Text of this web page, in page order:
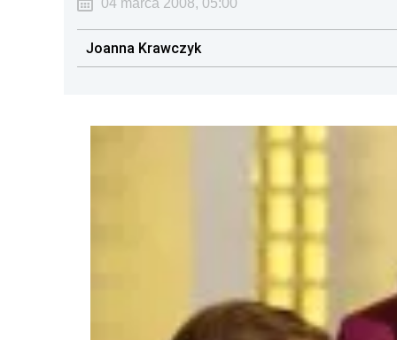
04 marca 2008, 05:00
Joanna Krawczyk